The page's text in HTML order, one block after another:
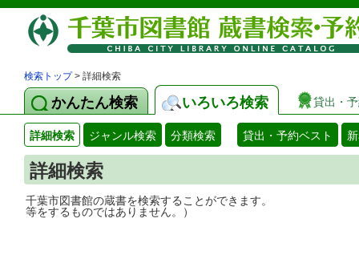
検索トップ> 詳細検索
かんたん検索 いろいろ検索 貸出・
詳細検索 ジャンル検索 分類検索 貸出・予約ベスト
詳細検索
千葉市図書館の蔵書を検索することがで
等をするものではありません。）